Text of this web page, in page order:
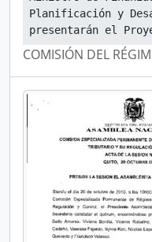
Planificación y
presentarán el
COMISIÓN DEL